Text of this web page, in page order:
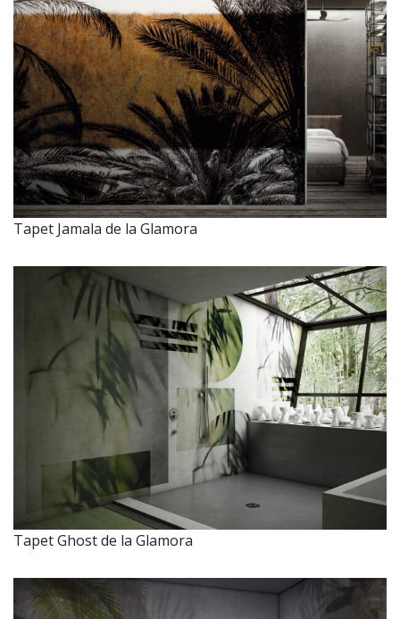
Tapet Jamala de la Glamora
Tapet Ghost de la Glamora